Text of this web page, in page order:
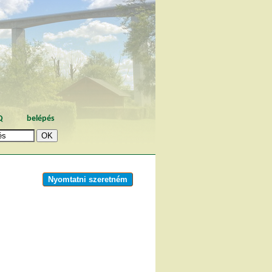
belépés
Nyomtatni szeretném